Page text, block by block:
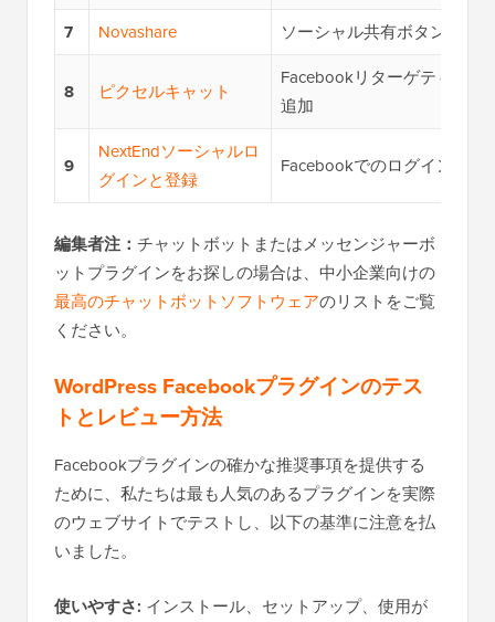
7 Novashare ソーシャル共有ボタンの追加
8 ピクセルキャット
Facebookリターゲティング
追加
9
NextEndソーシャルロ
グインと登録
Facebookでのログインをサ
編集者注： チャットボットまたはメッセンジャーボ
ットプラグインをお探しの場合は、中小企業向けの
最高のチャットボットソフトウェアのリストをご覧
ください。
WordPress Facebookプラグインのテス
トとレビュー方法
Facebookプラグインの確かな推奨事項を提供する
ために、私たちは最も人気のあるプラグインを実際
のウェブサイトでテストし、以下の基準に注意を払
いました。
使いやすさ: インストール、セットアップ、使用が